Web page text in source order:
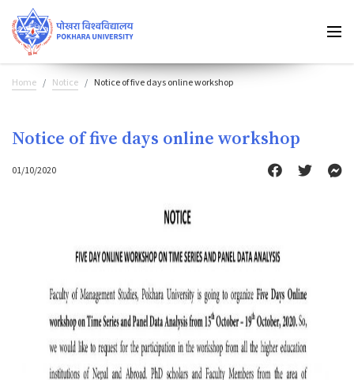
Home Notice Notice of five days online workshop
Notice of five days online workshop
01/10/2020